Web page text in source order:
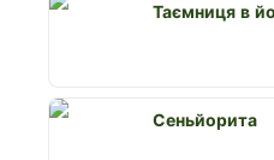
Таємниця в
Сеньйорита